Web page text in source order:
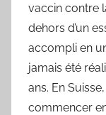
vaccin contre
dehors d’un
accompli en
jamais été
ans. En
commencer